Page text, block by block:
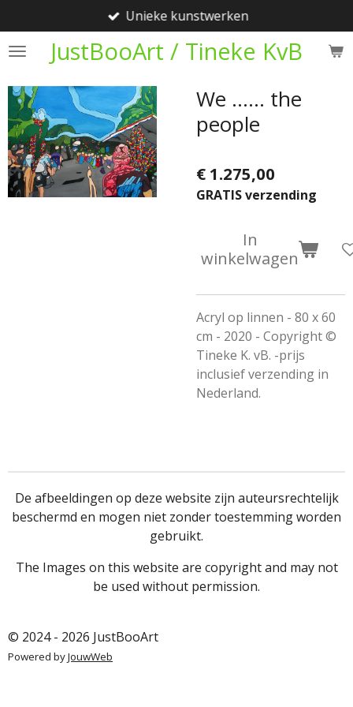
direct
naar
hoofdinhoud
JustBooArt / Tineke KvB
Unieke kunstwerken
We ...... the
people
€ 1.275,00
GRATIS verzending
In
winkelwagen
Acryl op linnen - 80 x 60
cm - 2020 - Copyright ©
Tineke K. vB. -prijs
inclusief verzending in
Nederland.
De afbeeldingen op deze website zijn auteursrechtelijk
beschermd en mogen niet zonder toestemming worden
gebruikt.
The Images on this website are copyright and may not
be used without permission.
© 2024 - 2026 JustBooArt
Powered byJouwWeb